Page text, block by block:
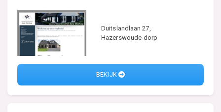
Duitslandlaan 27,
Hazerswoude-dorp
BEKIJK